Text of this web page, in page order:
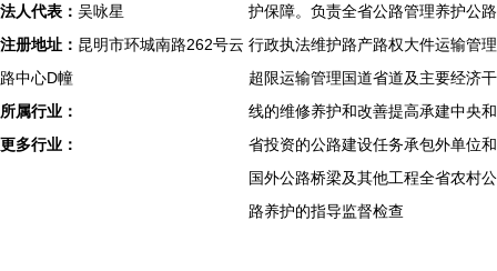
法人代表： 吴咏星
注册地址： 昆明市环城南路262号云
路中心D幢
所属行业：
更多行业：
护保障。负责全省公路管理养护公路
行政执法维护路产路权大件运输管理
超限运输管理国道省道及主要经济干
线的维修养护和改善提高承建中央和
省投资的公路建设任务承包外单位和
国外公路桥梁及其他工程全省农村公
路养护的指导监督检查